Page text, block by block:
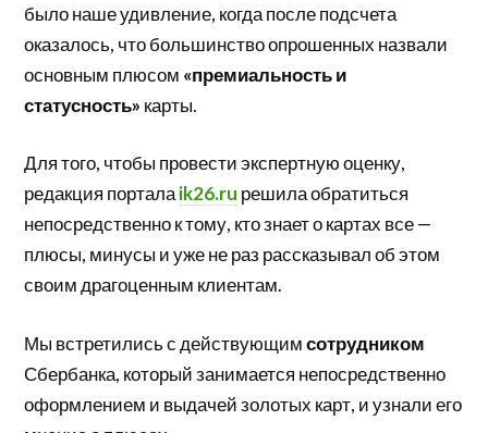
было наше удивление, когда после подсчета
оказалось, что большинство опрошенных назвали
основным плюсом «премиальность и
статусность» карты.
Для того, чтобы провести экспертную оценку,
редакция порталаik26.ru решила обратиться
непосредственно к тому, кто знает о картах все —
плюсы, минусы и уже не раз рассказывал об этом
своим драгоценным клиентам.
Мы встретились с действующимсотрудником
Сбербанка, который занимается непосредственно
оформлением и выдачей золотых карт, и узнали его